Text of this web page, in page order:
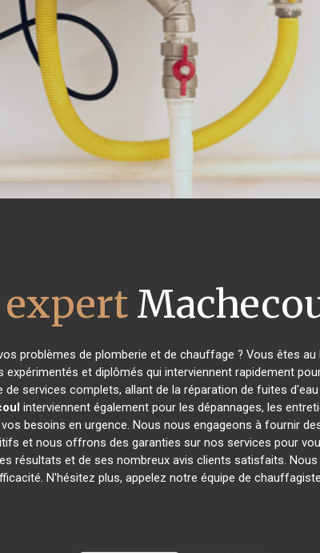
problèmes de plomberie et de chauffage ? Vous êtes au
et diplômés qui interviennent rapidement
services complets, allant de la réparation de fuites
interviennent également pour les dépannages, les
besoins en urgence. Nous nous engageons à fournir
et nous offrons des garanties sur nos services pour
résultats et de ses nombreux avis clients satisfaits.
N'hésitez plus, appelez notre équipe de